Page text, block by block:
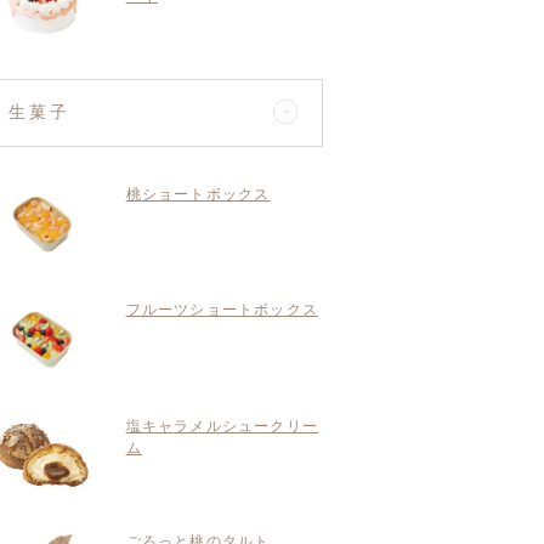
生菓子
桃ショートボックス
フルーツショートボックス
塩キャラメルシュークリー
ム